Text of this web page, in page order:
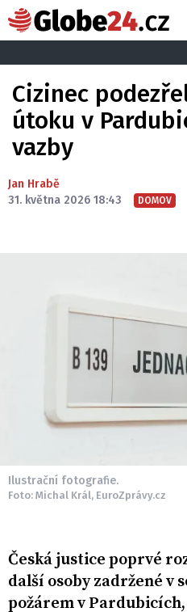
Cizinec
útoku v
vazby
Jan Hrabě
31. května 2026 18:43
DOMOV
Ilustrační fotografie.
Foto: Michal Král, EuroZprávy.cz
Česká justice poprvé
další osoby zadržené v
požárem v